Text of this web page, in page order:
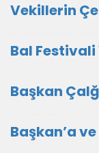
Vekillerin
Bal Festivali
Başkan
Başkan’a